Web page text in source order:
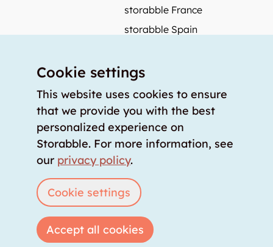
storabble France
storabble Spain
Press coverage
How to calculate the size of a storage room?
How much does a storage room cost?
For storage providers
Login List storage room
Copyright © 2026 storabble|privacy policy
Cookie settings
This website uses cookies to ensure
that we provide you with the best
personalized experience on
Storabble. For more information, see
our privacy policy.
Cookie settings
Accept all cookies